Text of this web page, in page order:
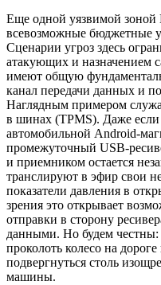
Еще одной уязвимой зоной
всевозможные бюджетные
Сценарии угроз здесь
атакующих и назначением
имеют общую
канал передачи данных и
Наглядным примером
в шинах (TPMS). Даже если
автомобильной Android-
промежуточный USB-
и приемником остается
транслируют в эфир свои
показатели давления в
зрения это открывает
отправки в сторону
данными. Но будем честны:
проколоть колесо на
подвергнуться столь
машины.